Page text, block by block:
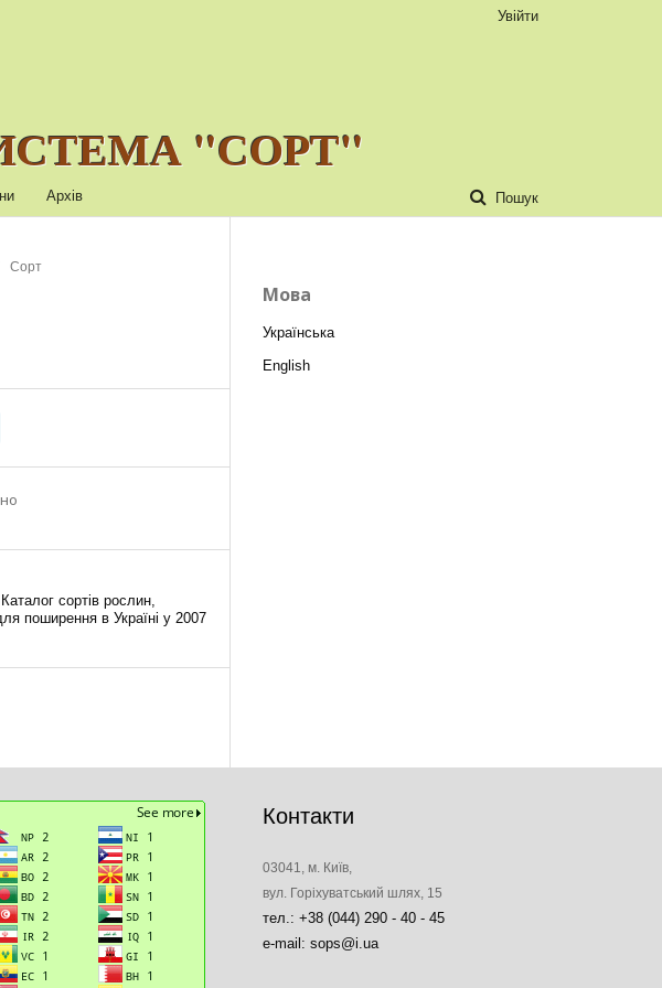
"СОРТ"
Архів Пошук
Увійти
Сорт
сортів рослин,
поширення в Україні у 2007
Мова
Українська
English
Контакти
03041, м. Київ,
вул. Горіхуватський шлях, 15
тел.: +38 (044) 290 - 40 - 45
e-mail: sops@i.ua